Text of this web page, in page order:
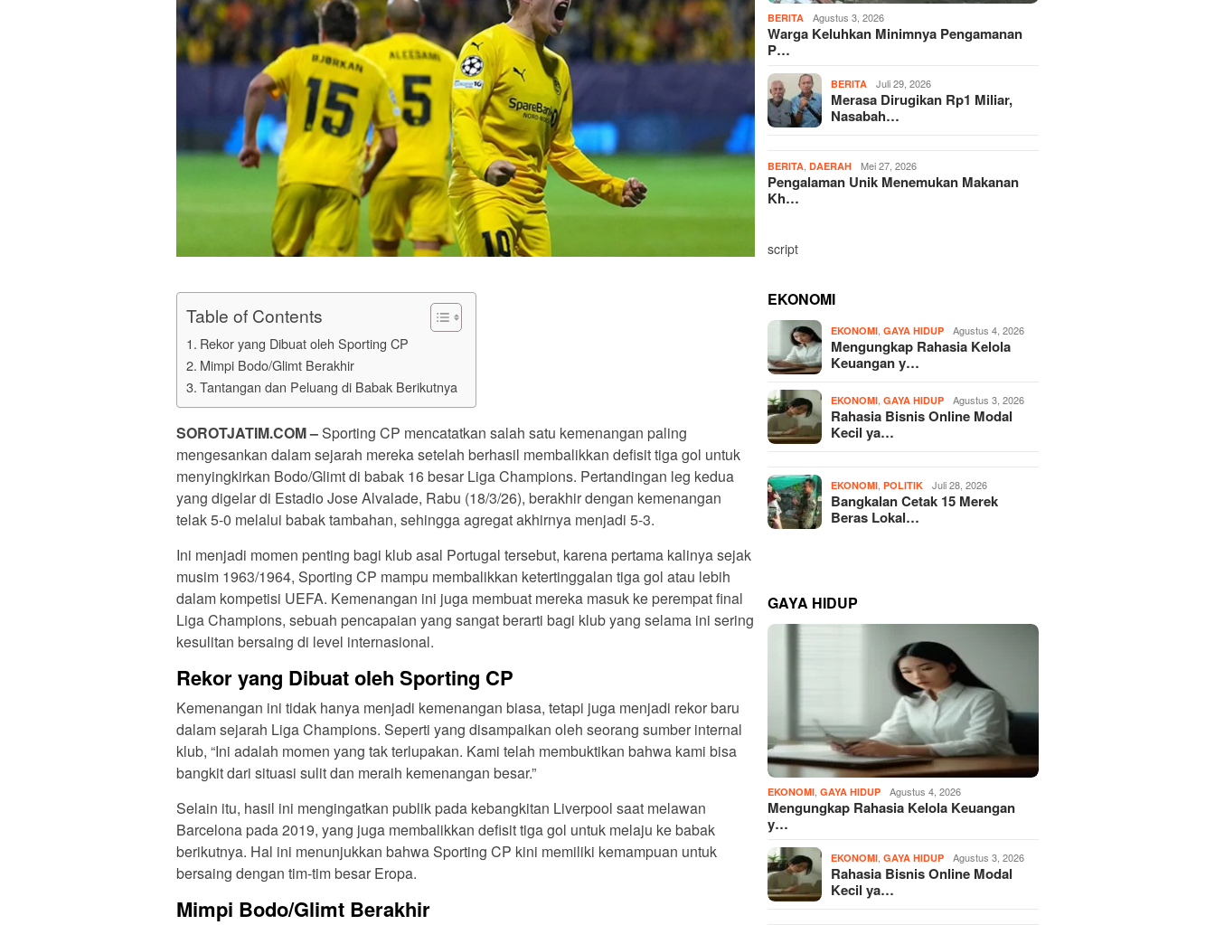
Table of Contents
Rekor yang Dibuat oleh Sporting CP
Mimpi Bodo/Glimt Berakhir
Tantangan dan Peluang di Babak Berikutnya
SOROTJATIM.COM –Sporting CP mencatatkan salah satu kemenangan paling
mengesankan dalam sejarah mereka setelah berhasil membalikkan defisit tiga gol untuk
menyingkirkan Bodo/Glimt di babak 16 besar Liga Champions. Pertandingan leg kedua
yang digelar di Estadio Jose Alvalade, Rabu (18/3/26), berakhir dengan kemenangan
telak 5-0 melalui babak tambahan, sehingga agregat akhirnya menjadi 5-3.
Ini menjadi momen penting bagi klub asal Portugal tersebut, karena pertama kalinya sejak
musim 1963/1964, Sporting CP mampu membalikkan ketertinggalan tiga gol atau lebih
dalam kompetisi UEFA. Kemenangan ini juga membuat mereka masuk ke perempat final
Liga Champions, sebuah pencapaian yang sangat berarti bagi klub yang selama ini sering
kesulitan bersaing di level internasional.
Rekor yang Dibuat oleh Sporting CP
Kemenangan ini tidak hanya menjadi kemenangan biasa, tetapi juga menjadi rekor baru
dalam sejarah Liga Champions. Seperti yang disampaikan oleh seorang sumber internal
klub, “Ini adalah momen yang tak terlupakan. Kami telah membuktikan bahwa kami bisa
bangkit dari situasi sulit dan meraih kemenangan besar.”
Selain itu, hasil ini mengingatkan publik pada kebangkitan Liverpool saat melawan
Barcelona pada 2019, yang juga membalikkan defisit tiga gol untuk melaju ke babak
berikutnya. Hal ini menunjukkan bahwa Sporting CP kini memiliki kemampuan untuk
bersaing dengan tim-tim besar Eropa.
Mimpi Bodo/Glimt Berakhir
BERITA Agustus 3, 2026
Warga Keluhkan Minimnya Pengamanan
P…
BERITA Juli 29, 2026
Merasa Dirugikan Rp1 Miliar,
Nasabah…
BERITA ,DAERAH Mei 27, 2026
Pengalaman Unik Menemukan Makanan
Kh…
script
EKONOMI
EKONOMI ,GAYA HIDUP Agustus 4, 2026
Mengungkap Rahasia Kelola
Keuangan y…
EKONOMI ,GAYA HIDUP Agustus 3, 2026
Rahasia Bisnis Online Modal
Kecil ya…
EKONOMI ,POLITIK Juli 28, 2026
Bangkalan Cetak 15 Merek
Beras Lokal…
GAYA HIDUP
EKONOMI ,GAYA HIDUP Agustus 4, 2026
Mengungkap Rahasia Kelola Keuangan
y…
EKONOMI ,GAYA HIDUP Agustus 3, 2026
Rahasia Bisnis Online Modal
Kecil ya…